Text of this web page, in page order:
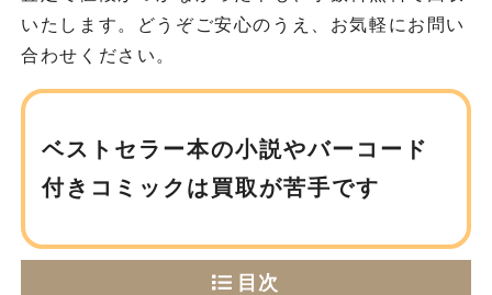
いたします。どうぞご安心のうえ、お気軽にお問い
合わせください。
ベストセラー本の小説やバーコード
付きコミックは買取が苦手です
目次